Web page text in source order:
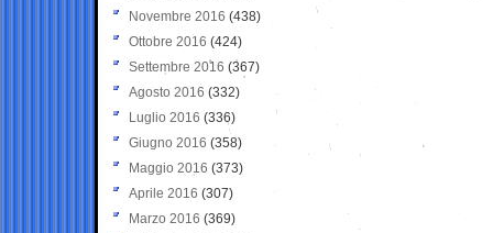
Novembre 2016 (438)
Ottobre 2016 (424)
Settembre 2016 (367)
Agosto 2016 (332)
Luglio 2016 (336)
Giugno 2016 (358)
Maggio 2016 (373)
Aprile 2016 (307)
Marzo 2016 (369)